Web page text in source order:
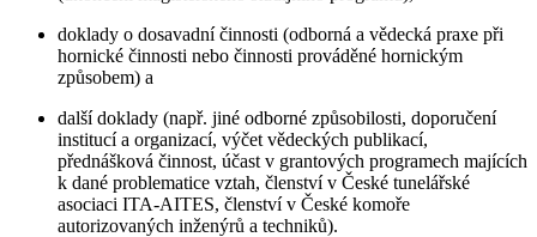
doklady o dosavadní činnosti (odborná a vědecká praxe při
hornické činnosti nebo činnosti prováděné hornickým
způsobem) a
další doklady (např. jiné odborné způsobilosti, doporučení
institucí a organizací, výčet vědeckých publikací,
přednášková činnost, účast v grantových programech majících
k dané problematice vztah, členství v České tunelářské
asociaci ITA-AITES, členství v České komoře
autorizovaných inženýrů a techniků).